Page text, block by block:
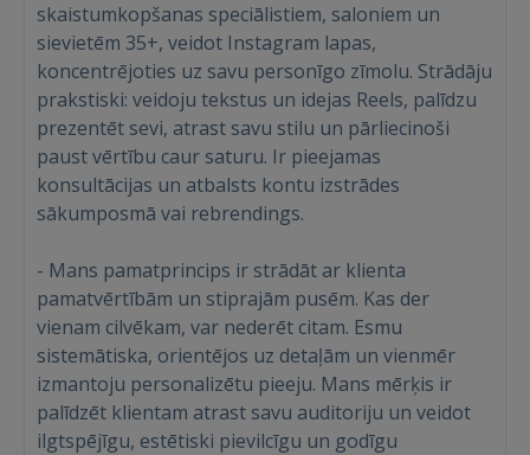
Ienākt
skaistumkopšanas speciālistiem, saloniem un
sievietēm 35+, veidot Instagram lapas,
koncentrējoties uz savu personīgo zīmolu. Strādāju
prakstiski: veidoju tekstus un idejas Reels, palīdzu
prezentēt sevi, atrast savu stilu un pārliecinoši
paust vērtību caur saturu. Ir pieejamas
konsultācijas un atbalsts kontu izstrādes
sākumposmā vai rebrendings.
- Mans pamatprincips ir strādāt ar klienta
pamatvērtībām un stiprajām pusēm. Kas der
vienam cilvēkam, var nederēt citam. Esmu
sistemātiska, orientējos uz detaļām un vienmēr
izmantoju personalizētu pieeju. Mans mērķis ir
palīdzēt klientam atrast savu auditoriju un veidot
ilgtspējīgu, estētiski pievilcīgu un godīgu